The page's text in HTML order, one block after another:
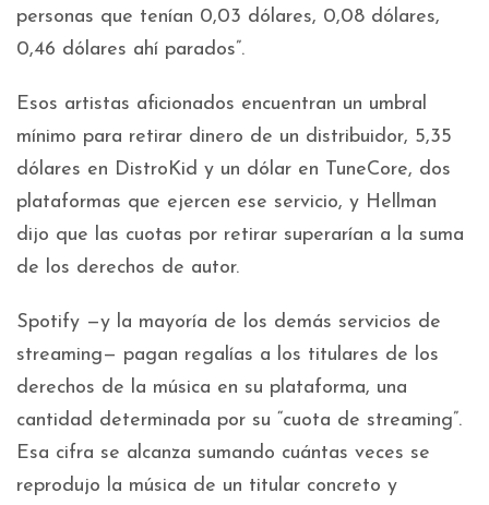
personas que tenían 0,03 dólares, 0,08 dólares,
0,46 dólares ahí parados”.
Esos artistas aficionados encuentran un umbral
mínimo para retirar dinero de un distribuidor, 5,35
dólares en DistroKid y un dólar en TuneCore, dos
plataformas que ejercen ese servicio, y Hellman
dijo que las cuotas por retirar superarían a la suma
de los derechos de autor.
Spotify —y la mayoría de los demás servicios de
streaming— pagan regalías a los titulares de los
derechos de la música en su plataforma, una
cantidad determinada por su “cuota de streaming”.
Esa cifra se alcanza sumando cuántas veces se
reprodujo la música de un titular concreto y